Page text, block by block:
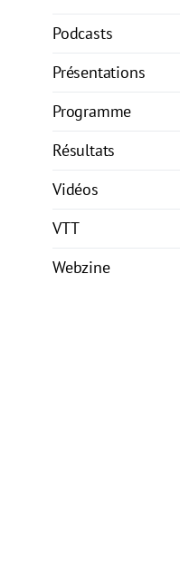
Podcasts
Présentations
Programme
Résultats
Vidéos
VTT
Webzine